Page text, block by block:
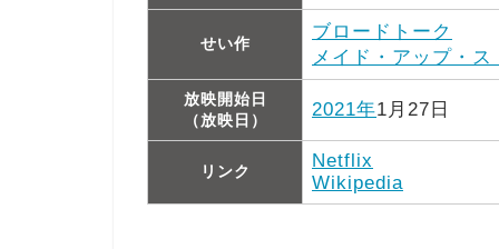
せい作
ブロードトーク
メイド・アップ・
放映開始日
（放映日）
2021年1月27日
リンク
Netflix
Wikipedia